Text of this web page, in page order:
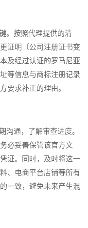
。按照代理提供的清
证明（公司注册证书变
及经过认证的罗马尼亚
等信息与商标注册记录
要求补正的理由。
通，了解审查进度。
必妥善保管该官方文
证。同时，及时将这一
、电商平台店铺等所有
一致，避免未来产生混